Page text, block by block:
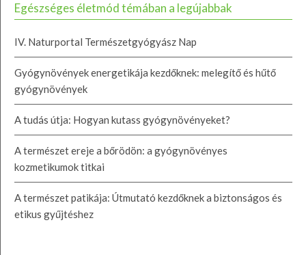
Egészséges életmód témában a legújabbak
IV. Naturportal Természetgyógyász Nap
Gyógynövények energetikája kezdőknek: melegítő és hűtő
gyógynövények
A tudás útja: Hogyan kutass gyógynövényeket?
A természet ereje a bőrödön: a gyógynövényes
kozmetikumok titkai
A természet patikája: Útmutató kezdőknek a biztonságos és
etikus gyűjtéshez